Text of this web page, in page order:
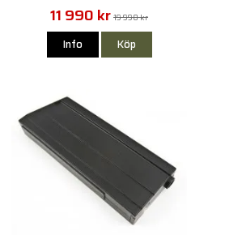
11 990 kr 19 990 kr
Info Köp